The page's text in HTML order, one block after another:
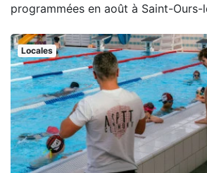
programmées en août à Saint-Ours-
Locales